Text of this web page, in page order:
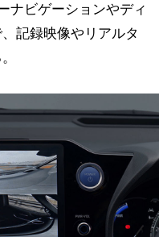
ナビゲーションやディ
記録映像やリアルタ